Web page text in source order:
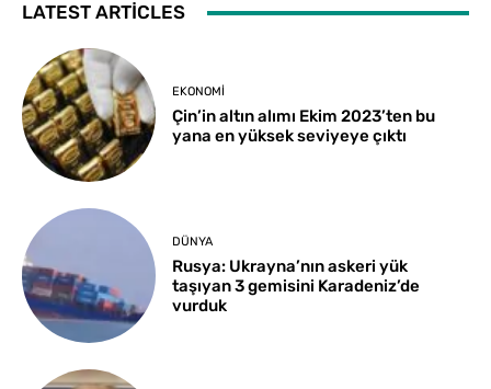
LATEST ARTICLES
EKONOMI
Çin’in altın alımı Ekim 2023’ten bu
yana en yüksek seviyeye çıktı
DÜNYA
Rusya: Ukrayna’nın askeri yük
taşıyan 3 gemisini Karadeniz’de
vurduk